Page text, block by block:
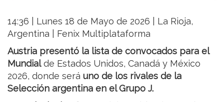
14:36 | Lunes 18 de Mayo de 2026 | La Rioja,
Argentina | Fenix Multiplataforma
Austria presentó la lista de convocados para el
Mundialde Estados Unidos, Canadá y México
2026, donde será uno de los rivales de la
Selección argentina en el Grupo J.